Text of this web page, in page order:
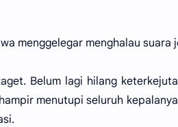
menggelegar menghalau suara
Belum lagi hilang
menutupi seluruh